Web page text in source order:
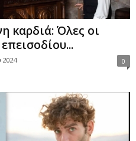
καρδιά: Όλες οι
2024 0